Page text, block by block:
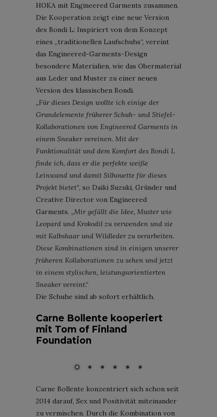
HOKA mit Engineered Garments zusammen.
Die Kooperation zeigt eine neue Version
des Bondi L: Inspiriert von dem Konzept
eines „traditionellen Laufschuhs“, vereint
das Engineered-Garments-Design
besondere Materialien, wie das Obermaterial
aus Leder und Muster zu einer neuen
Version des klassischen Bondi.
„Für dieses Design wollte ich einige der
Grundelemente früherer Schuh- und Stiefel-
Kollaborationen von Engineered Garments in
einem Sneaker vereinen. Mit der
Funktionalität und dem Komfort des Bondi L
finde ich, dass er die perfekte weiße
Leinwand und damit Silhouette für dieses
Projekt bietet“, so Daiki Suzuki, Gründer und
Creative Director von Engineered
Garments. „Mir gefällt die Idee, Muster wie
Leopard und Krokodil zu verwenden und sie
mit Kalbshaar und Wildleder zu verarbeiten.
Diese Kombinationen sind in einigen unserer
früheren Kollaborationen zu sehen und jetzt
in einem stylischen, leistungsorientierten
Sneaker vereint.“
Die Schuhe sind ab sofort erhältlich.
Carne Bollente kooperiert
mit Tom of Finland
Foundation
Carne Bollente konzentriert sich schon seit
2014 darauf, Sex und Positivität miteinander
zu vermischen. Durch die Kombination von